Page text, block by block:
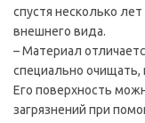
спустя несколько
внешнего вида.
– Материал
специально очищать,
Его поверхность
загрязнений при